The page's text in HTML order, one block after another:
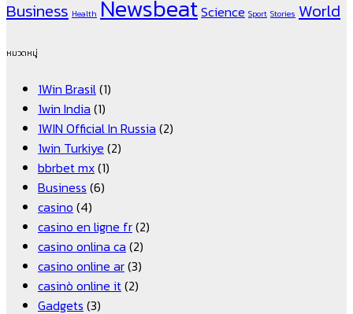
Business Health NewsbeatScience Sport Stories World
หมวดหมู่
1Win Brasil(1)
1win India (1)
1WIN Official In Russia (2)
1win Turkiye (2)
bbrbet mx(1)
Business (6)
casino (4)
casino en ligne fr(2)
casino onlina ca (2)
casino online ar(3)
casinò online it(2)
Gadgets (3)